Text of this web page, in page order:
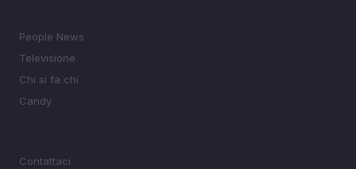
People News
Televisione
Chi si fa chi
Candy
Contattaci